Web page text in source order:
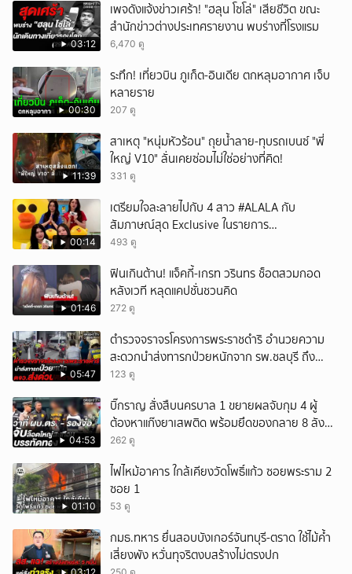
03:12
เพจดังแจ้งข่าวเศร้า! "ฮลุน โซโล่" เสียชีวิต ขณะ
สำนักข่าวต่างประเทศรายงาน พบร่างที่โรงแรม
6,470 ดู
00:30
ระทึก! เที่ยวบิน ภูเก็ต-อินเดีย ตกหลุมอากาศ เจ็บ
หลายราย
207 ดู
11:39
สาเหตุ "หนุ่มหัวร้อน" ถุยน้ำลาย-ทุบรถเบนซ์ "พี่
ใหญ่ V10" ลั่นเคยซ่อมไม่ใช่อย่างที่คิด!
331 ดู
00:14
เตรียมใจละลายไปกับ 4 สาว #ALALA กับ
สัมภาษณ์สุด Exclusive ในรายการ
#POPCORNER เร็ว ๆ นี้ที่ #LINETODAYPOP
493 ดู
01:46
ฟินเกินต้าน! แจ็คกี้-เกรท วรินทร ช็อตสวมกอด
หลังเวที หลุดแคปชั่นชวนคิด
272 ดู
05:47
ตำรวจจราจรโครงการพระราชดำริ อำนวยความ
สะดวกนำส่งทารกป่วยหนักจาก รพ.ชลบุรี ถึง
รพ.ศิริราช
123 ดู
04:53
บิ๊กราญ สั่งสืบนครบาล 1 ขยายผลจับกุม 4 ผู้
ต้องหาแก๊งยาเสพติด พร้อมยึดของกลาย 8 ลัง
ส่งผ่านขนส่งเอกชนเข้า กทม.
262 ดู
01:10
ไฟไหม้อาคาร ใกล้เคียงวัดโพธิ์แก้ว ซอยพระราม 2
ซอย 1
53 ดู
กมธ.ทหาร ยื่นสอบบังเกอร์จันทบุรี-ตราด ใช้ไม้ค้ำ
เสี่ยงพัง หวั่นทุจริตงบสร้างไม่ตรงปก